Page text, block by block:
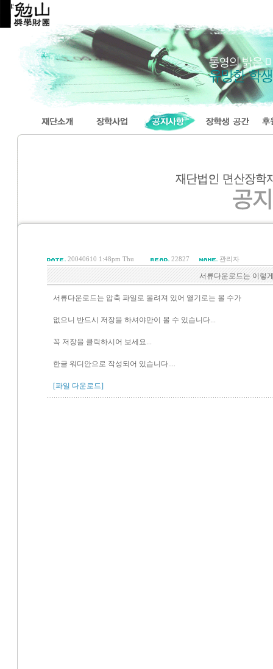
ms_notice
20040610 1:48pm Thu 22827 관리자
서류다운로드는 이렇
서류다운로드는 압축 파일로 올려져 있어 열기로는 볼 수가
없으니 반드시 저장을 하셔야만이 볼 수 있습니다...
꼭 저장을 클릭하시어 보세요...
한글 워디안으로 작성되어 있습니다....
[파일 다운로드]